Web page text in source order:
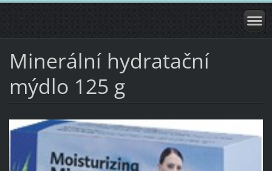
Minerální hydratační
mýdlo 125 g